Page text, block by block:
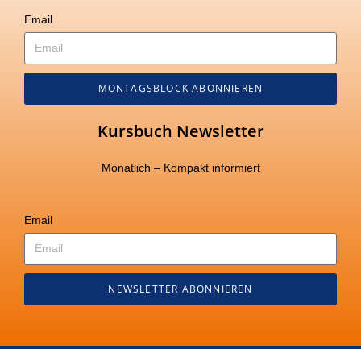
Email
MONTAGSBLOCK ABONNIEREN
Kursbuch Newsletter
Monatlich – Kompakt informiert
Email
NEWSLETTER ABONNIEREN